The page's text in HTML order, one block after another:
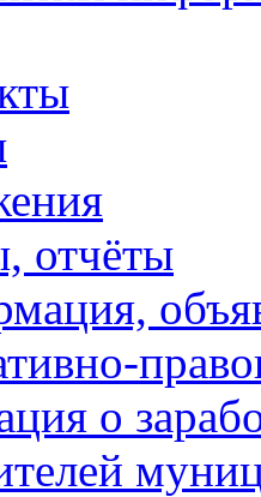
отчёты
о